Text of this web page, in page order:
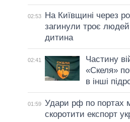
02:53
На Київщині через
загинули троє
дитина
02:41
Частину
«Скеля»
в інші
01:59 Удари рф по портах
скоротити експорт